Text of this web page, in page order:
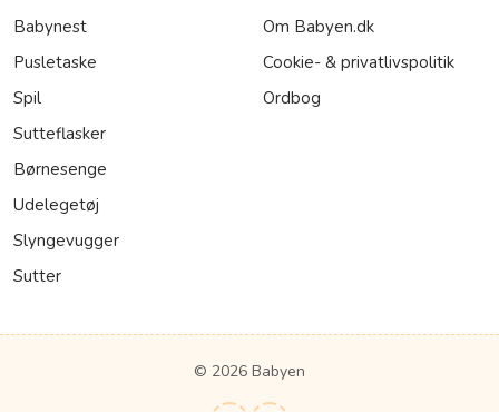
Babynest
Pusletaske
Spil
Sutteflasker
Børnesenge
Udelegetøj
Slyngevugger
Sutter
Om Babyen.dk
Cookie- & privatlivspolitik
Ordbog
© 2026 Babyen